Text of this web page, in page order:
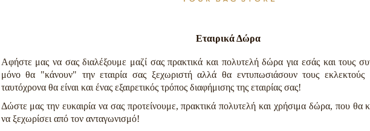
Εταιρικά Δώρα
Αφήστε μας να σας διαλέξουμε μαζί σας πρακτικά και πολυτελή δώρα για εσάς και τους
μόνο θα "κάνουν" την εταιρία σας ξεχωριστή αλλά θα εντυπωσιάσουν τους εκλεκτούς
ταυτόχρονα θα είναι και ένας εξαιρετικός τρόπος διαφήμισης της εταιρίας σας!
Δώστε μας την ευκαιρία να σας προτείνουμε, πρακτικά πολυτελή και χρήσιμα δώρα, που θα
να ξεχωρίσει από τον ανταγωνισμό!